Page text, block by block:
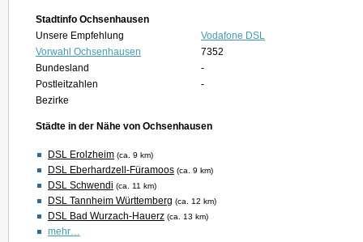
Stadtinfo Ochsenhausen
Unsere Empfehlung
Vodafone DSL
Vorwahl Ochsenhausen
7352
Bundesland
-
Postleitzahlen
-
Bezirke
Städte in der Nähe von Ochsenhausen
DSL Erolzheim (ca. 9 km)
DSL Eberhardzell-Füramoos (ca. 9 km)
DSL Schwendi (ca. 11 km)
DSL Tannheim Württemberg (ca. 12 km)
DSL Bad Wurzach-Hauerz (ca. 13 km)
mehr…